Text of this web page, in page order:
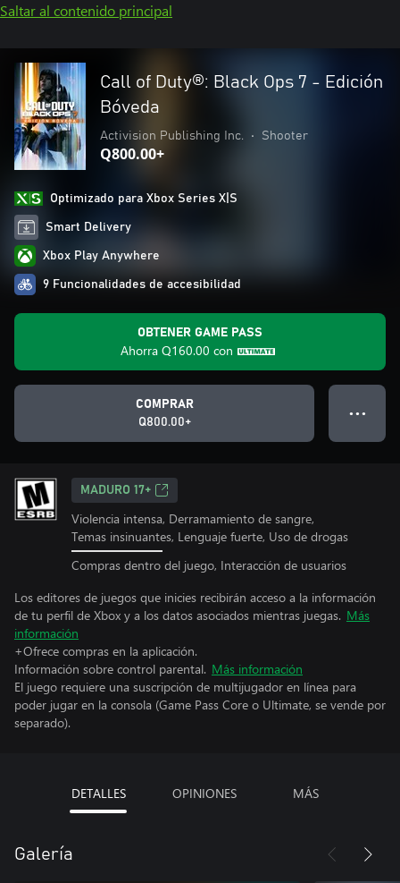
Saltar al contenido principal
Call of Duty®: Black Ops 7 - Edición
Bóveda
Activision Publishing Inc. • Shooter
Q800.00+
Optimizado para Xbox Series X|S
Smart Delivery
Xbox Play Anywhere
9 Funcionalidades de accesibilidad
OBTENER GAME PASS
Ahorra Q160.00 con
COMPRAR
Q800.00+
● ● ●
MADURO 17+
Violencia intensa, Derramamiento de sangre,
Temas insinuantes, Lenguaje fuerte, Uso de drogas
Compras dentro del juego, Interacción de usuarios
Los editores de juegos que inicies recibirán acceso a la información
de tu perfil de Xbox y a los datos asociados mientras juegas. Más
información
+Ofrece compras en la aplicación.
Información sobre control parental. Más información
El juego requiere una suscripción de multijugador en línea para
poder jugar en la consola (Game Pass Core o Ultimate, se vende por
separado).
DETALLES OPINIONES MÁS
Galería